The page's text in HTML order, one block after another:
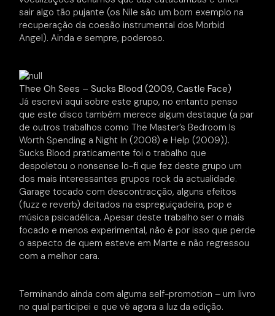
sair algo tão pujante (os Nile são um bom exemplo na
recuperação da coesão instrumental dos Morbid
Angel). Ainda e sempre, poderoso.
Thee Oh Sees – Sucks Blood (2009, Castle Face)
Já escrevi aqui sobre este grupo, no entanto penso
que este disco também merece algum destaque (a par
de outros trabalhos como The Master’s Bedroom Is
Worth Spending a Night In (2008) e Help (2009)).
Sucks Blood praticamente foi o trabalho que
despoletou o nonsense lo-fi que fez deste grupo um
dos mais interessantes grupos rock da actualidade.
Garage tocado com descontracção, alguns efeitos
(fuzz e reverb) deitados na espreguiçadeira, pop e
música psicadélica. Apesar deste trabalho ser o mais
focado e menos experimental, não é por isso que perde
o aspecto de quem esteve em Marte e não regressou
com a melhor cara.
Terminando ainda com alguma self-promotion – um livro
no qual participei e que vê agora a luz da edição.